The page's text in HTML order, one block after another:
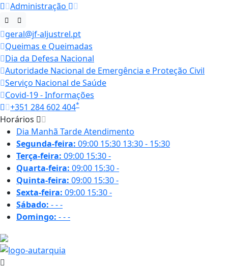
Administração
geral@jf-aljustrel.pt
Queimas e Queimadas
Dia da Defesa Nacional
Autoridade Nacional de Emergência e Proteção Civil
Serviço Nacional de Saúde
Covid-19 - Informações
+351 284 602 404*
Horários
Dia Manhã TardeAtendimento
Segunda-feira: 09:00 15:30 13:30 - 15:30
Terça-feira: 09:00 15:30-
Quarta-feira: 09:00 15:30-
Quinta-feira: 09:00 15:30-
Sexta-feira: 09:00 15:30-
Sábado: ---
Domingo: ---